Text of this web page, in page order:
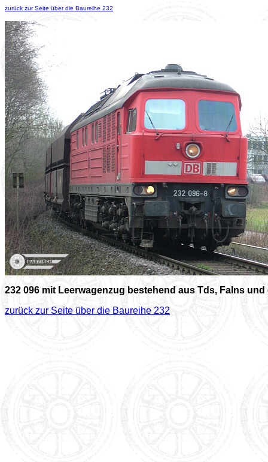
zurück zur Seite über die Baureihe 232
232 096 mit Leerwagenzug bestehend aus Tds, Falns und
zurück zur Seite über die Baureihe 232